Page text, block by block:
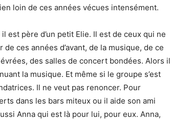
loin de ces années vécues intensément.
est père d’un petit Elie. Il est de ceux qui ne
ces années d’avant, de la musique, de ce
des salles de concert bondées. Alors il
la musique. Et même si le groupe s’est
Il ne veut pas renoncer. Pour
dans les bars miteux ou il aide son ami
Anna qui est là pour lui, pour eux. Anna,